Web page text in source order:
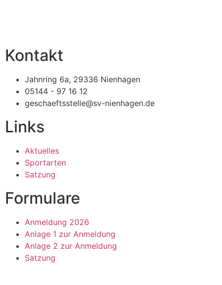
Kontakt
Jahnring 6a, 29336 Nienhagen
05144 - 97 16 12
geschaeftsstelle@sv-nienhagen.de
Links
Aktuelles
Sportarten
Satzung
Formulare
Anmeldung 2026
Anlage 1 zur Anmeldung
Anlage 2 zur Anmeldung
Satzung